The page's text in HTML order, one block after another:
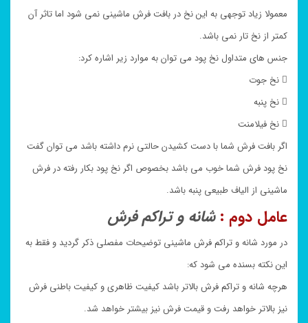
معمولا زیاد توجهی به این نخ در بافت فرش ماشینی نمی شود اما تاثر آن
کمتر از نخ تار نمی باشد.
جنس های متداول نخ پود می توان به موارد زیر اشاره کرد:
 نخ جوت
 نخ پنبه
 نخ فیلامنت
اگر بافت فرش شما با دست کشیدن حالتی نرم داشته باشد می توان گفت
نخ پود فرش شما خوب می باشد بخصوص اگر نخ پود بکار رفته در فرش
ماشینی از الیاف طبیعی پنبه باشد.
عامل دوم : شانه و تراکم فرش
در مورد شانه و تراکم فرش ماشینی توضیحات مفصلی ذکر گردید و فقط به
این نکته بسنده می شود که:
هرچه شانه و تراکم فرش بالاتر باشد کیفیت ظاهری و کیفیت باطنی فرش
نیز بالاتر خواهد رفت و قیمت فرش نیز بیشتر خواهد شد.